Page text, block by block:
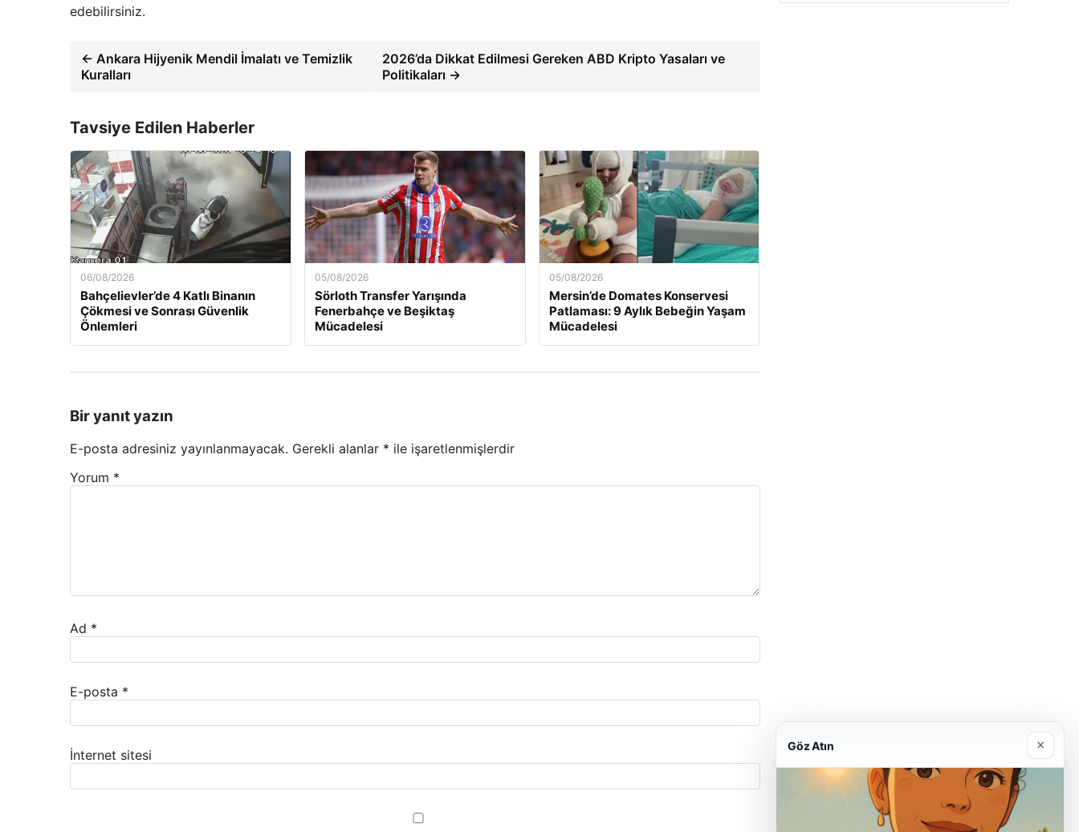
edebilirsiniz.
← Ankara Hijyenik Mendil İmalatı ve Temizlik
Kuralları
2026’da Dikkat Edilmesi Gereken ABD Kripto Yasaları ve
Politikaları →
Tavsiye Edilen Haberler
06/08/2026
Bahçelievler’de 4 Katlı Binanın
Çökmesi ve Sonrası Güvenlik
Önlemleri
05/08/2026
Sörloth Transfer Yarışında
Fenerbahçe ve Beşiktaş
Mücadelesi
05/08/2026
Mersin’de Domates Konservesi
Patlaması: 9 Aylık Bebeğin Yaşam
Mücadelesi
Bir yanıt yazın
E-posta adresiniz yayınlanmayacak. Gerekli alanlar * ile işaretlenmişlerdir
Yorum *
Ad *
E-posta *
İnternet sitesi
Göz Atın ×